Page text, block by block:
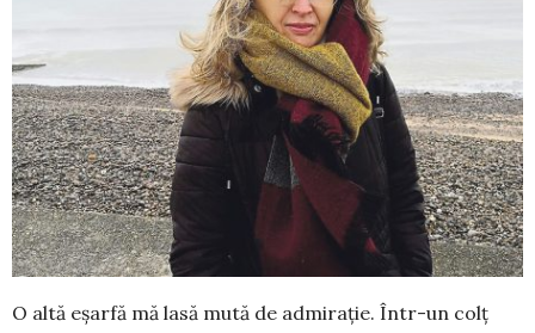
O altă eșarfă mă lasă mută de admirație. Într-un colț